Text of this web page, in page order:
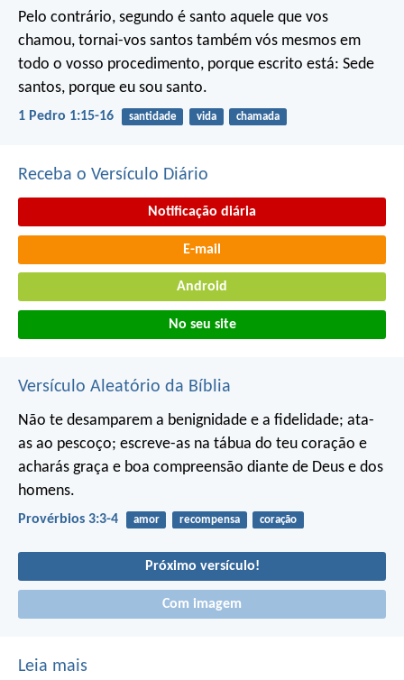
Pelo contrário, segundo é santo aquele que vos
chamou, tornai-vos santos também vós mesmos em
todo o vosso procedimento, porque escrito está: Sede
santos, porque eu sou santo.
1 Pedro 1:15-16 santidade vida chamada
Receba o Versículo Diário
Notificação diária
E-mail
Android
No seu site
Versículo Aleatório da Bíblia
Não te desamparem a benignidade e a fidelidade; ata-
as ao pescoço; escreve-as na tábua do teu coração e
acharás graça e boa compreensão diante de Deus e dos
homens.
Provérbios 3:3-4 amor recompensa coração
Próximo versículo!
Com imagem
Leia mais